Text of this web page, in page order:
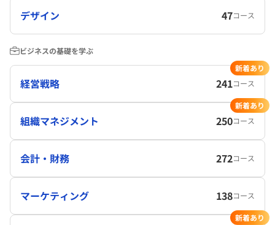
デザイン 47コース
ビジネスの基礎を学ぶ
経営戦略 241コース
新着あり
組織マネジメント 250コース
新着あり
会計・財務 272コース
マーケティング 138コース
新着あり